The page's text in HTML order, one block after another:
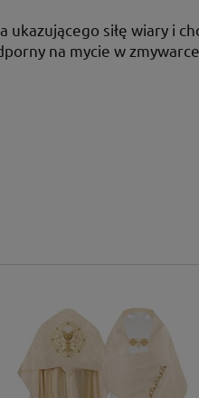
siłę wiary i
na mycie w zmywarce.